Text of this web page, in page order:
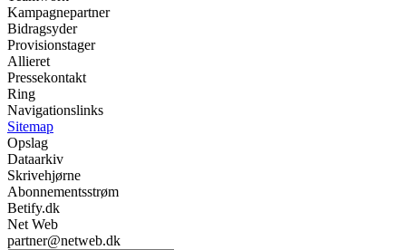
Kampagnepartner
Bidragsyder
Provisionstager
Allieret
Pressekontakt
Ring
Navigationslinks
Sitemap
Opslag
Dataarkiv
Skrivehjørne
Abonnementsstrøm
Betify.dk
Net Web
partner@netweb.dk